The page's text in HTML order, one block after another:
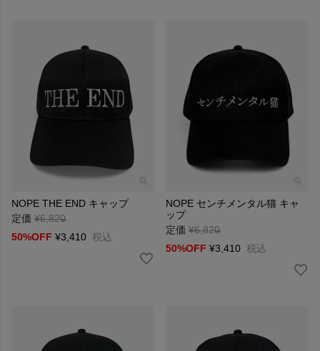
NOPE THE END キャップ
定価 ¥6,820
→
50%OFF ¥3,410 税込
NOPE センチメンタル猫 キャ
ップ
定価 ¥6,820
→
50%OFF ¥3,410 税込